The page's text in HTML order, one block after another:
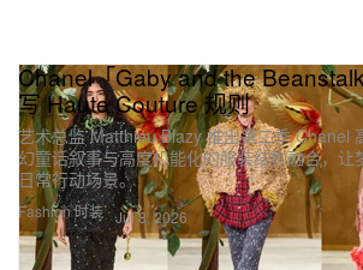
Fashion 时装
Chanel「Gaby and the
写 Haute Couture 规则
艺术总监 Matthieu Blazy 推出第二季 Chanel
幻童话叙事与高度机能化的服装结构融合，让
日常行动场景。
Jul 8, 2026